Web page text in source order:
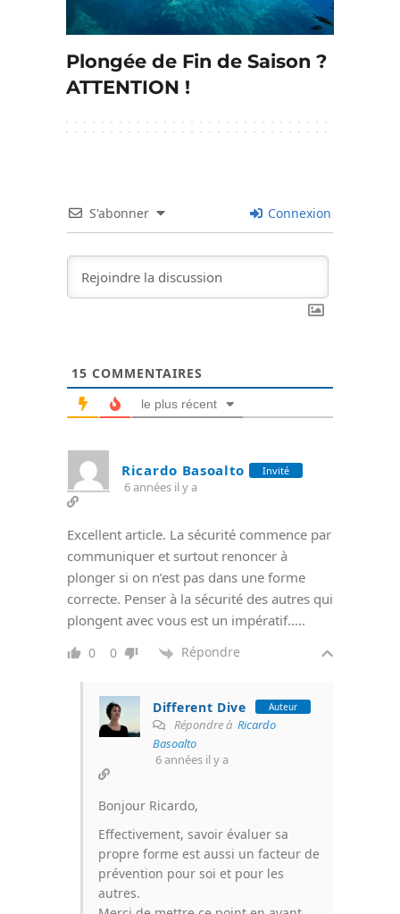
Plongée de Fin de Saison ?
ATTENTION !
S'abonner Connexion
15 COMMENTAIRES
le plus récent
Ricardo Basoalto Invité
6 années il y a
Excellent article. La sécurité commence par
communiquer et surtout renoncer à
plonger si on n’est pas dans une forme
correcte. Penser à la sécurité des autres qui
plongent avec vous est un impératif…..
0 0 Répondre
Different Dive Auteur
Répondre à Ricardo
Basoalto
6 années il y a
Bonjour Ricardo,
Effectivement, savoir évaluer sa
propre forme est aussi un facteur de
prévention pour soi et pour les
autres.